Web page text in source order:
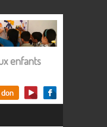
enfants